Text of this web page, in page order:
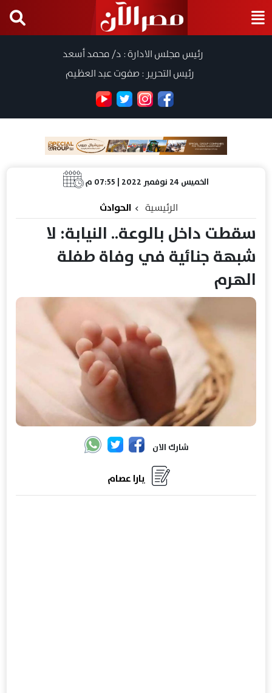
رئيس مجلس الادارة : د/ محمد أسعد
رئيس التحرير : صفوت عبد العظيم
الخميس 24 نوفمبر 2022 | 07:55 م
الرئيسية الحوادث
سقطت داخل بالوعة.. النيابة: لا
شبهة جنائية في وفاة طفلة
الهرم
شارك الان
يارا عصام